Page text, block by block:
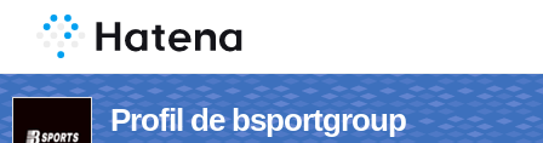
Profil de bsportgroup